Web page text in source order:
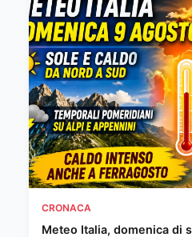
CRONACA
Meteo Italia, domenica di